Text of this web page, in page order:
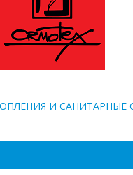
И САНИТАРНЫЕ